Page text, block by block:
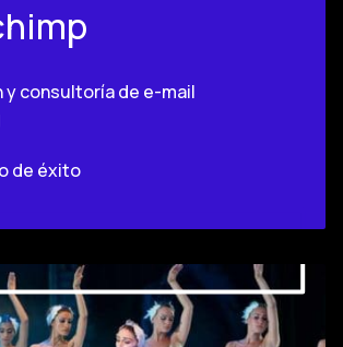
y consultoría de e-mail
de éxito